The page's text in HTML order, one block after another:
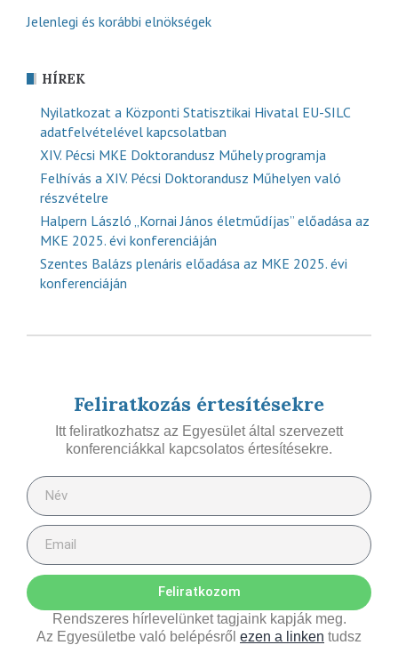
Jelenlegi és korábbi elnökségek
HÍREK
Nyilatkozat a Központi Statisztikai Hivatal EU-SILC
adatfelvételével kapcsolatban
XIV. Pécsi MKE Doktorandusz Műhely programja
Felhívás a XIV. Pécsi Doktorandusz Műhelyen való
részvételre
Halpern László „Kornai János életműdíjas” előadása az
MKE 2025. évi konferenciáján
Szentes Balázs plenáris előadása az MKE 2025. évi
konferenciáján
Feliratkozás értesítésekre
Itt feliratkozhatsz az Egyesület által szervezett
konferenciákkal kapcsolatos értesítésekre.
Feliratkozom
Rendszeres hírlevelünket tagjaink kapják meg.
Az Egyesületbe való belépésről ezen a linken tudsz